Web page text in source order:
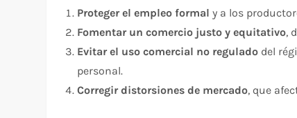
Proteger el empleo formal y a los
Fomentar un comercio justo y equitativo,
Evitar el uso comercial no regulado del
personal.
Corregir distorsiones de mercado, que